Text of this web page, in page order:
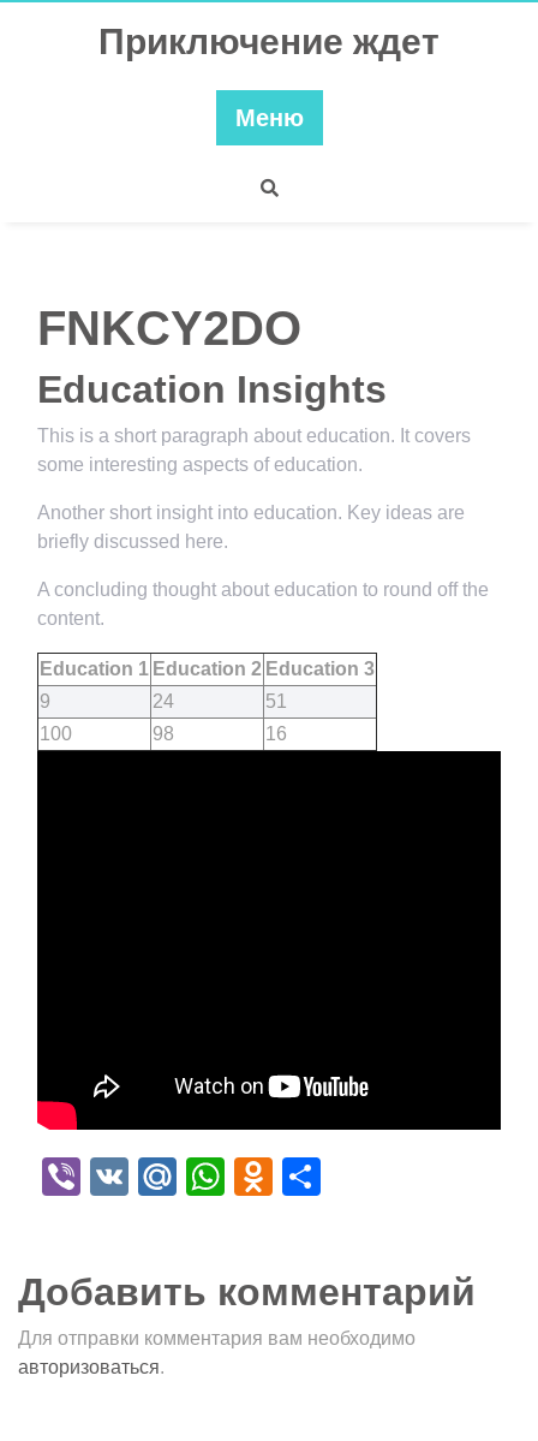
Приключение ждет
Меню
FNKCY2DO
Education Insights
This is a short paragraph about education. It covers
some interesting aspects of education.
Another short insight into education. Key ideas are
briefly discussed here.
A concluding thought about education to round off the
content.
Education 1 Education 2 Education 3
9
24
51
100
98 16
Viber
VK Mail.Ru
WhatsApp
Odnoklassniki
Добавить комментарий
Для отправки комментария вам необходимо
авторизоваться.